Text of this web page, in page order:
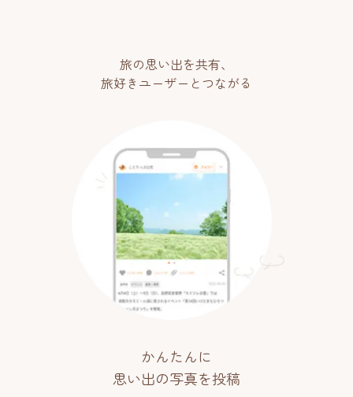
旅の思い出を共有、
旅好きユーザーとつながる
かんたんに
思い出の写真を投稿